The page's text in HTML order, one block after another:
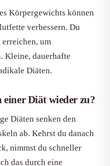
Körpergewichts können
verbessern. Du
um
Kleine, dauerhafte
Diäten.
Diät wieder zu?
Diäten senken den
ab. Kehrst du danach
nimmst du schneller
das durch eine